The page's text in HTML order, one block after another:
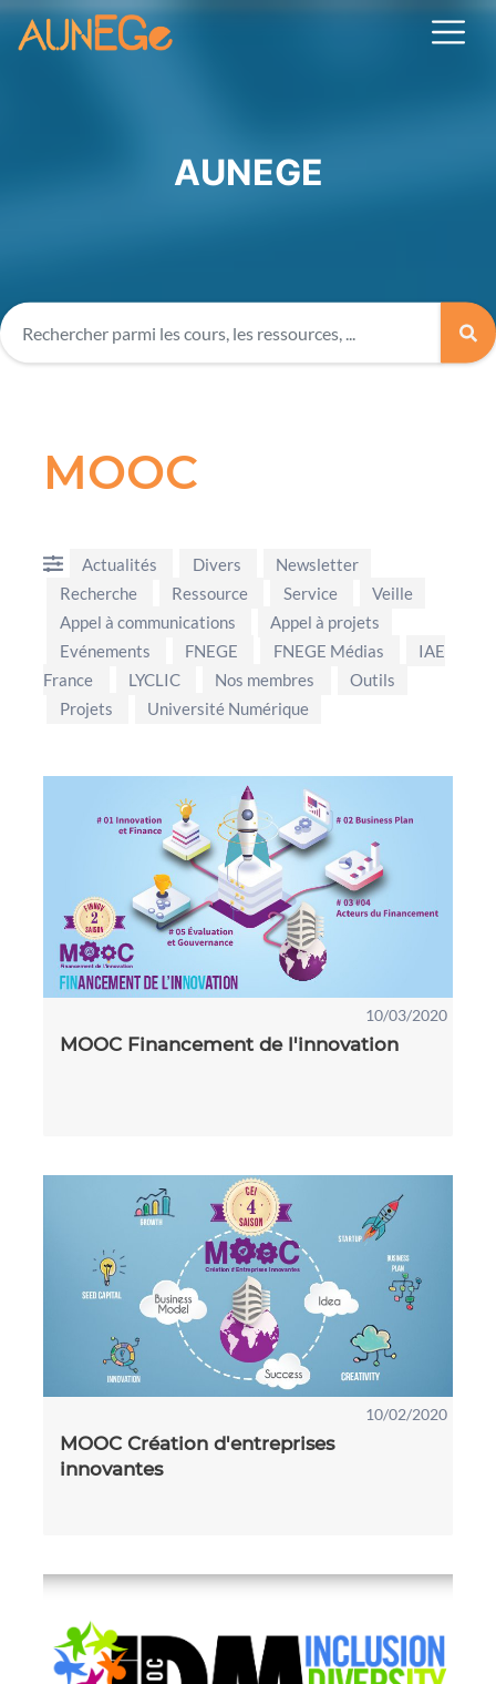
AUNEGE
MOOC
Actualités Divers
Newsletter
Recherche
Ressource Service
Veille
Appel à communications
Appel à projets
Evénements
FNEGE FNEGE Médias
IAE
France
LYCLIC Nos membres
Outils
Projets
Université Numérique
10/03/2020
MOOC Financement de l'innovation
10/02/2020
MOOC Création d'entreprises
innovantes